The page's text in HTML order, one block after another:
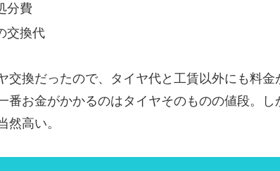
分費
交換代
交換だったので、タイヤ代と工賃以外にも料金
番お金がかかるのはタイヤそのものの値段。し
然高い。